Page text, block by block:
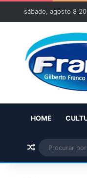
sábado, agosto 8
HOME
Artigo